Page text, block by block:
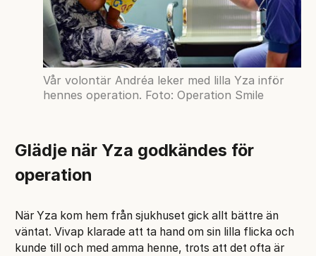
Vår volontär Andréa leker med lilla Yza inför
hennes operation. Foto: Operation Smile
Glädje när Yza godkändes för
operation
När Yza kom hem från sjukhuset gick allt bättre än
väntat. Vivap klarade att ta hand om sin lilla flicka och
kunde till och med amma henne, trots att det ofta är